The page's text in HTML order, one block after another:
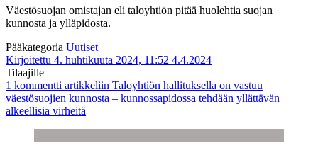
Väestösuojan omistajan eli taloyhtiön pitää huolehtia suojan
kunnosta ja ylläpidosta.
Pääkategoria Uutiset
Kirjoitettu 4. huhtikuuta 2024, 11:52 4.4.2024
Tilaajille
1 kommentti artikkeliin Taloyhtiön hallituksella on vastuu
väestösuojien kunnosta – kunnossapidossa tehdään yllättävän
alkeellisia virheitä